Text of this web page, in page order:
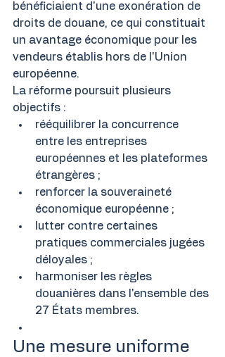
bénéficiaient d'une exonération de
droits de douane, ce qui constituait
un avantage économique pour les
vendeurs établis hors de l'Union
européenne.
La réforme poursuit plusieurs
objectifs :
rééquilibrer la concurrence
entre les entreprises
européennes et les plateformes
étrangères ;
renforcer la souveraineté
économique européenne ;
lutter contre certaines
pratiques commerciales jugées
déloyales ;
harmoniser les règles
douanières dans l'ensemble des
27 États membres.
Une mesure uniforme